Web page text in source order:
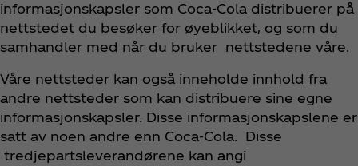
informasjonskapsler som Coca‑Cola distribuerer på
nettstedet du besøker for øyeblikket, og som du
samhandler med når du bruker nettstedene våre.
Våre nettsteder kan også inneholde innhold fra
andre nettsteder som kan distribuere sine egne
informasjonskapsler. Disse informasjonskapslene er
satt av noen andre enn Coca‑Cola. Disse
tredjepartsleverandørene kan angi